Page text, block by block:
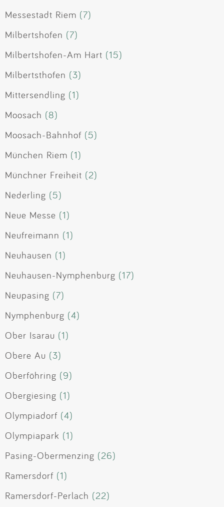
Messestadt Riem (7)
Milbertshofen (7)
Milbertshofen-Am Hart (15)
Milbertsthofen (3)
Mittersendling (1)
Moosach (8)
Moosach-Bahnhof (5)
München Riem (1)
Münchner Freiheit (2)
Nederling (5)
Neue Messe (1)
Neufreimann (1)
Neuhausen (1)
Neuhausen-Nymphenburg (17)
Neupasing (7)
Nymphenburg (4)
Ober Isarau (1)
Obere Au (3)
Oberföhring (9)
Obergiesing (1)
Olympiadorf (4)
Olympiapark (1)
Pasing-Obermenzing (26)
Ramersdorf (1)
Ramersdorf-Perlach (22)